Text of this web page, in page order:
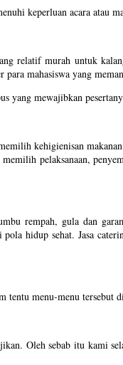
keperluan acara
relatif murah untuk
mahasiswa yang
yang mewajibkan
kehigienisan
pelaksanaan,
rempah, gula dan
pola hidup sehat. Jasa
menu-menu tersebut
Oleh sebab itu kami